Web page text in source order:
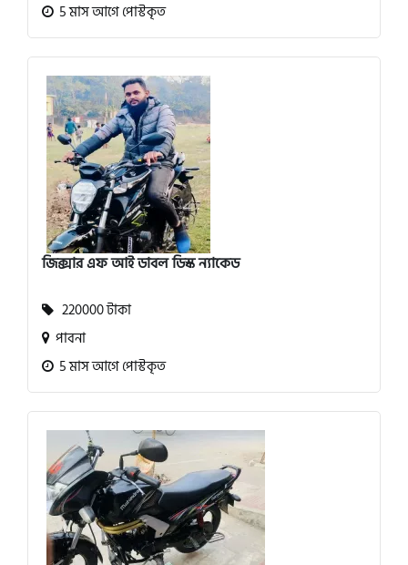
5 মাস আগে পোস্টকৃত
জিক্সার এফ আই ডাবল ডিস্ক ন্যাকেড
220000 টাকা
পাবনা
5 মাস আগে পোস্টকৃত